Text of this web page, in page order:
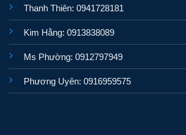
Thanh Thiên: 0941728181
Kim Hằng: 0913838089
Ms Phường: 0912797949
Phương Uyên: 0916959575